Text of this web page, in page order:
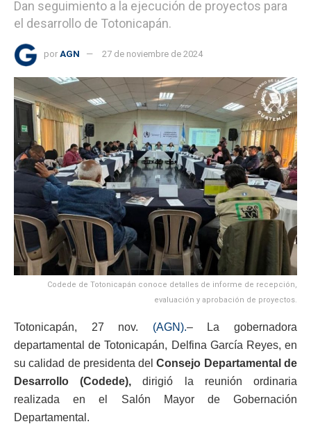
Dan seguimiento a la ejecución de proyectos para
el desarrollo de Totonicapán.
por AGN 27 de noviembre de 2024
Codede de Totonicapán conoce detalles de informe de recepción,
evaluación y aprobación de proyectos.
Totonicapán, 27 nov. (AGN).– La gobernadora
departamental de Totonicapán, Delfina García Reyes, en
su calidad de presidenta delConsejo Departamental de
Desarrollo (Codede), dirigió la reunión ordinaria
realizada en el Salón Mayor de Gobernación
Departamental.